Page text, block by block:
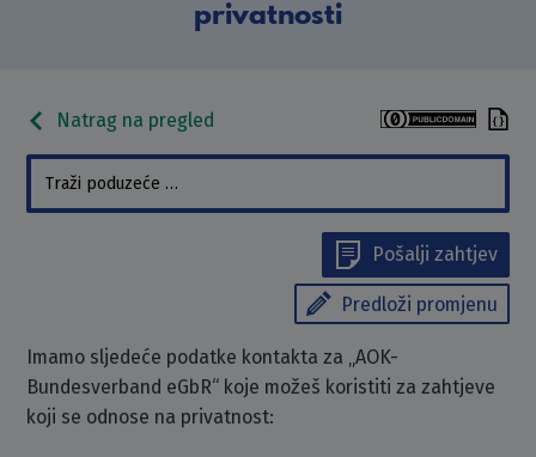
privatnosti
Natrag na pregled
Pošalji zahtjev
Predloži promjenu
Imamo sljedeće podatke kontakta za „AOK-
Bundesverband eGbR“ koje možeš koristiti za zahtjeve
koji se odnose na privatnost: